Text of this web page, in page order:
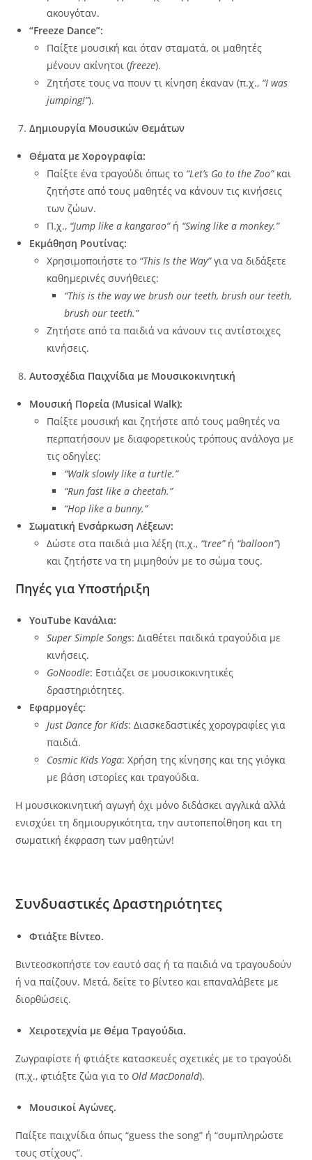
ακουγόταν.
“Freeze Dance”:
Παίξτε μουσική και όταν σταματά, οι μαθητές
μένουν ακίνητοι (freeze).
Ζητήστε τους να πουν τι κίνηση έκαναν (π.χ., “I was
jumping!”).
Δημιουργία Μουσικών Θεμάτων
Θέματα με Χορογραφία:
Παίξτε ένα τραγούδι όπως το “Let’s Go to the Zoo”και
ζητήστε από τους μαθητές να κάνουν τις κινήσεις
των ζώων.
Π.χ., “Jump like a kangaroo”ή “Swing like a monkey.”
Εκμάθηση Ρουτίνας:
Χρησιμοποιήστε το “This Is the Way”για να διδάξετε
καθημερινές συνήθειες:
“This is the way we brush our teeth, brush our teeth,
brush our teeth.”
Ζητήστε από τα παιδιά να κάνουν τις αντίστοιχες
κινήσεις.
Αυτοσχέδια Παιχνίδια με Μουσικοκινητική
Μουσική Πορεία (Musical Walk):
Παίξτε μουσική και ζητήστε από τους μαθητές να
περπατήσουν με διαφορετικούς τρόπους ανάλογα με
τις οδηγίες:
“Walk slowly like a turtle.”
“Run fast like a cheetah.”
“Hop like a bunny.”
Σωματική Ενσάρκωση Λέξεων:
Δώστε στα παιδιά μια λέξη (π.χ., “tree”ή “balloon”)
και ζητήστε να τη μιμηθούν με το σώμα τους.
Πηγές για Υποστήριξη
YouTube Κανάλια:
Super Simple Songs: Διαθέτει παιδικά τραγούδια με
κινήσεις.
GoNoodle: Εστιάζει σε μουσικοκινητικές
δραστηριότητες.
Εφαρμογές:
Just Dance for Kids: Διασκεδαστικές χορογραφίες για
παιδιά.
Cosmic Kids Yoga: Χρήση της κίνησης και της γιόγκα
με βάση ιστορίες και τραγούδια.
Η μουσικοκινητική αγωγή όχι μόνο διδάσκει αγγλικά αλλά
ενισχύει τη δημιουργικότητα, την αυτοπεποίθηση και τη
σωματική έκφραση των μαθητών!
Συνδυαστικές Δραστηριότητες
Φτιάξτε Βίντεο.
Βιντεοσκοπήστε τον εαυτό σας ή τα παιδιά να τραγουδούν
ή να παίζουν. Μετά, δείτε το βίντεο και επαναλάβετε με
διορθώσεις.
Χειροτεχνία με Θέμα Τραγούδια.
Ζωγραφίστε ή φτιάξτε κατασκευές σχετικές με το τραγούδι
(π.χ., φτιάξτε ζώα για το Old MacDonald).
Μουσικοί Αγώνες.
Παίξτε παιχνίδια όπως “guess the song” ή “συμπληρώστε
τους στίχους”.